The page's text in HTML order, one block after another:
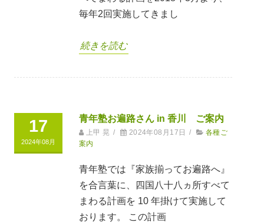
毎年2回実施してきまし
続きを読む
17
2024年08月
青年塾お遍路さん in 香川 ご案内
上甲 晃 / 2024年08月17日 /
各種ご
案内
青年塾では『家族揃ってお遍路へ』
を合言葉に、四国八十八ヵ所すべて
まわる計画を 10 年掛けて実施して
おります。 この計画